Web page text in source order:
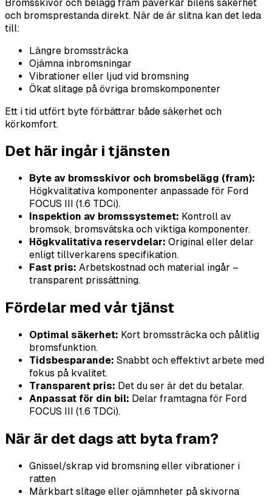
Bromsskivor och belägg fram påverkar bilens säkerhet
och bromsprestanda direkt. När de är slitna kan det leda
till:
Längre bromssträcka
Ojämna inbromsningar
Vibrationer eller ljud vid bromsning
Ökat slitage på övriga bromskomponenter
Ett i tid utfört byte förbättrar både säkerhet och
körkomfort.
Det här ingår i tjänsten
Byte av bromsskivor och bromsbelägg (fram):
Högkvalitativa komponenter anpassade för Ford
FOCUS III (1.6 TDCi).
Inspektion av bromssystemet: Kontroll av
bromsok, bromsvätska och viktiga komponenter.
Högkvalitativa reservdelar: Original eller delar
enligt tillverkarens specifikation.
Fast pris: Arbetskostnad och material ingår –
transparent prissättning.
Fördelar med vår tjänst
Optimal säkerhet: Kort bromssträcka och pålitlig
bromsfunktion.
Tidsbesparande: Snabbt och effektivt arbete med
fokus på kvalitet.
Transparent pris: Det du ser är det du betalar.
Anpassat för din bil: Delar framtagna för Ford
FOCUS III (1.6 TDCi).
När är det dags att byta fram?
Gnissel/skrap vid bromsning eller vibrationer i
ratten
Märkbart slitage eller ojämnheter på skivorna